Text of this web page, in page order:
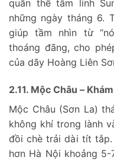
quần thể tâm linh
những ngày tháng 6.
giúp tầm nhìn từ
thoáng đãng, cho
của dãy Hoàng Liên
2.11. Mộc Châu –
Mộc Châu (Sơn La)
không khí trong lành
đồi chè trải dài tít
hơn Hà Nội khoảng